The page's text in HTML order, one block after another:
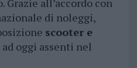
all’accordo con
di noleggi,
scooter e
oggi assenti nel